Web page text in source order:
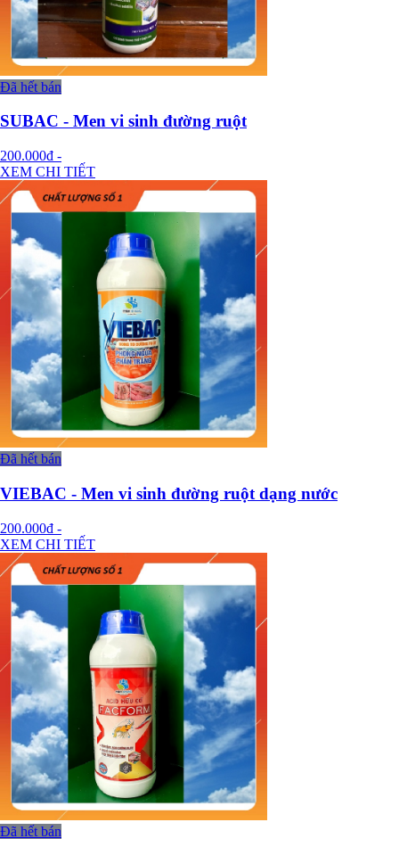
Đã hết bán
SUBAC - Men vi sinh đường ruột
200.000đ -
XEM CHI TIẾT
Đã hết bán
VIEBAC - Men vi sinh đường ruột dạng nước
200.000đ -
XEM CHI TIẾT
Đã hết bán